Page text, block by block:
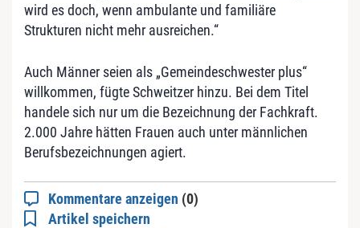
wird es doch, wenn ambulante und familiäre
Strukturen nicht mehr ausreichen.“
Auch Männer seien als „Gemeindeschwester plus“
willkommen, fügte Schweitzer hinzu. Bei dem Titel
handele sich nur um die Bezeichnung der Fachkraft.
2.000 Jahre hätten Frauen auch unter männlichen
Berufsbezeichnungen agiert.
Kommentare anzeigen (0)
Artikel speichern